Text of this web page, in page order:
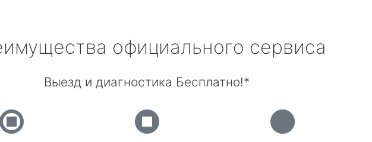
официального сервиса
Выезд и диагностика Бесплатно!*